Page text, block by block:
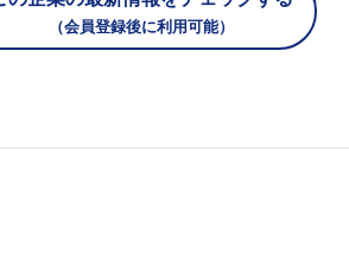
（会員登録後に利用可能）